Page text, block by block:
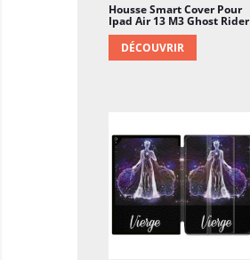
Housse Smart Cover Pour
Ipad Air 13 M3 Ghost Rider
DÉCOUVRIR